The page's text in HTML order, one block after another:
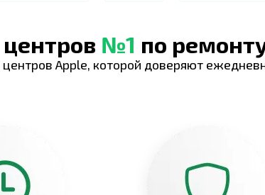
№1 по
Apple, которой доверяют